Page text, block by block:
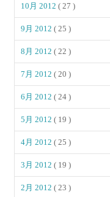
10月 2012( 27 )
9月 2012( 25 )
8月 2012( 22 )
7月 2012( 20 )
6月 2012( 24 )
5月 2012( 19 )
4月 2012( 25 )
3月 2012( 19 )
2月 2012( 23 )